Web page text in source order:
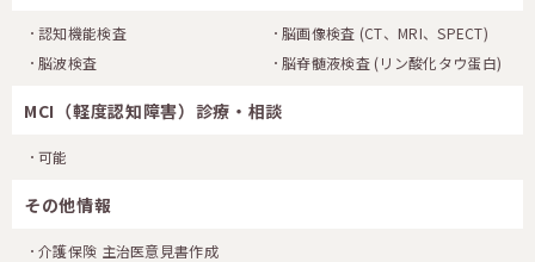
認知機能検査 脳画像検査 (CT、MRI、SPECT)
脳波検査
脳脊髄液検査 (リン酸化タウ蛋白)
MCI（軽度認知障害）診療・相談
可能
その他情報
介護保険 主治医意見書作成